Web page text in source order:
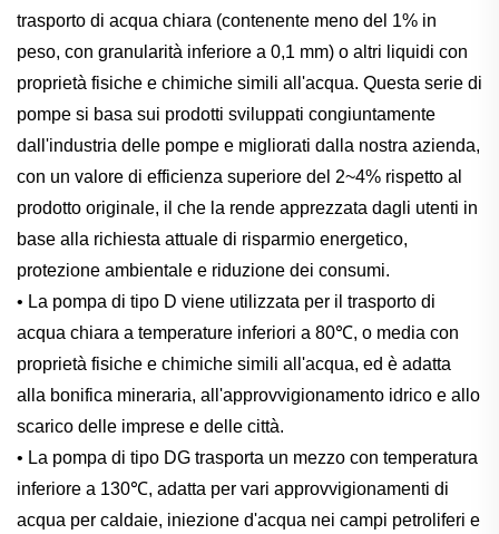
trasporto di acqua chiara (contenente meno del 1% in
peso, con granularità inferiore a 0,1 mm) o altri liquidi con
proprietà fisiche e chimiche simili all'acqua. Questa serie di
pompe si basa sui prodotti sviluppati congiuntamente
dall'industria delle pompe e migliorati dalla nostra azienda,
con un valore di efficienza superiore del 2~4% rispetto al
prodotto originale, il che la rende apprezzata dagli utenti in
base alla richiesta attuale di risparmio energetico,
protezione ambientale e riduzione dei consumi.
• La pompa di tipo D viene utilizzata per il trasporto di
acqua chiara a temperature inferiori a 80℃, o media con
proprietà fisiche e chimiche simili all'acqua, ed è adatta
alla bonifica mineraria, all'approvvigionamento idrico e allo
scarico delle imprese e delle città.
• La pompa di tipo DG trasporta un mezzo con temperatura
inferiore a 130℃, adatta per vari approvvigionamenti di
acqua per caldaie, iniezione d'acqua nei campi petroliferi e